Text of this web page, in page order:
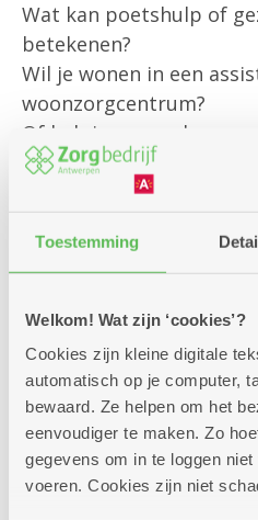
Toestemming
Welkom! Wat zijn ‘cookies’?
Cookies zijn kleine digitale
automatisch op je computer,
bewaard. Ze helpen om het
eenvoudiger te maken. Zo
gegevens om in te loggen
voeren. Cookies zijn niet
Wat kan poetshulp of
betekenen?
Wil je wonen in een
woonzorgcentrum?
Of heb je een andere
Onze klantenbegeleider
persoonlijk te helpen
bestaande diensten
en om je te informeren
mogelijkheden die we
Kom gerust langs – we
Zitdagen klantendienst